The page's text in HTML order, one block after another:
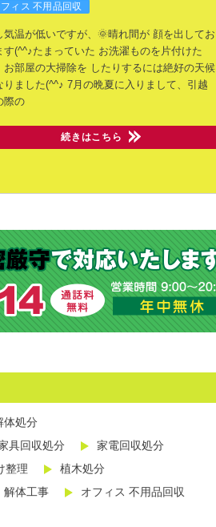
ィス 不用品回収
気温が低いですが、🌞晴れ間が 顔を出してお
す(^^♪たまっていた お洗濯ものを片付けた
お部屋の大掃除を したりするには絶好の天候
りました(^^♪ 7月の晩夏に入りまして、引越
際の
続きはこちら
体処分
具回収処分
家電回収処分
整理
植木処分
解体工事
オフィス 不用品回収